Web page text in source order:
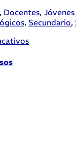
, Docentes,
, Secundario,